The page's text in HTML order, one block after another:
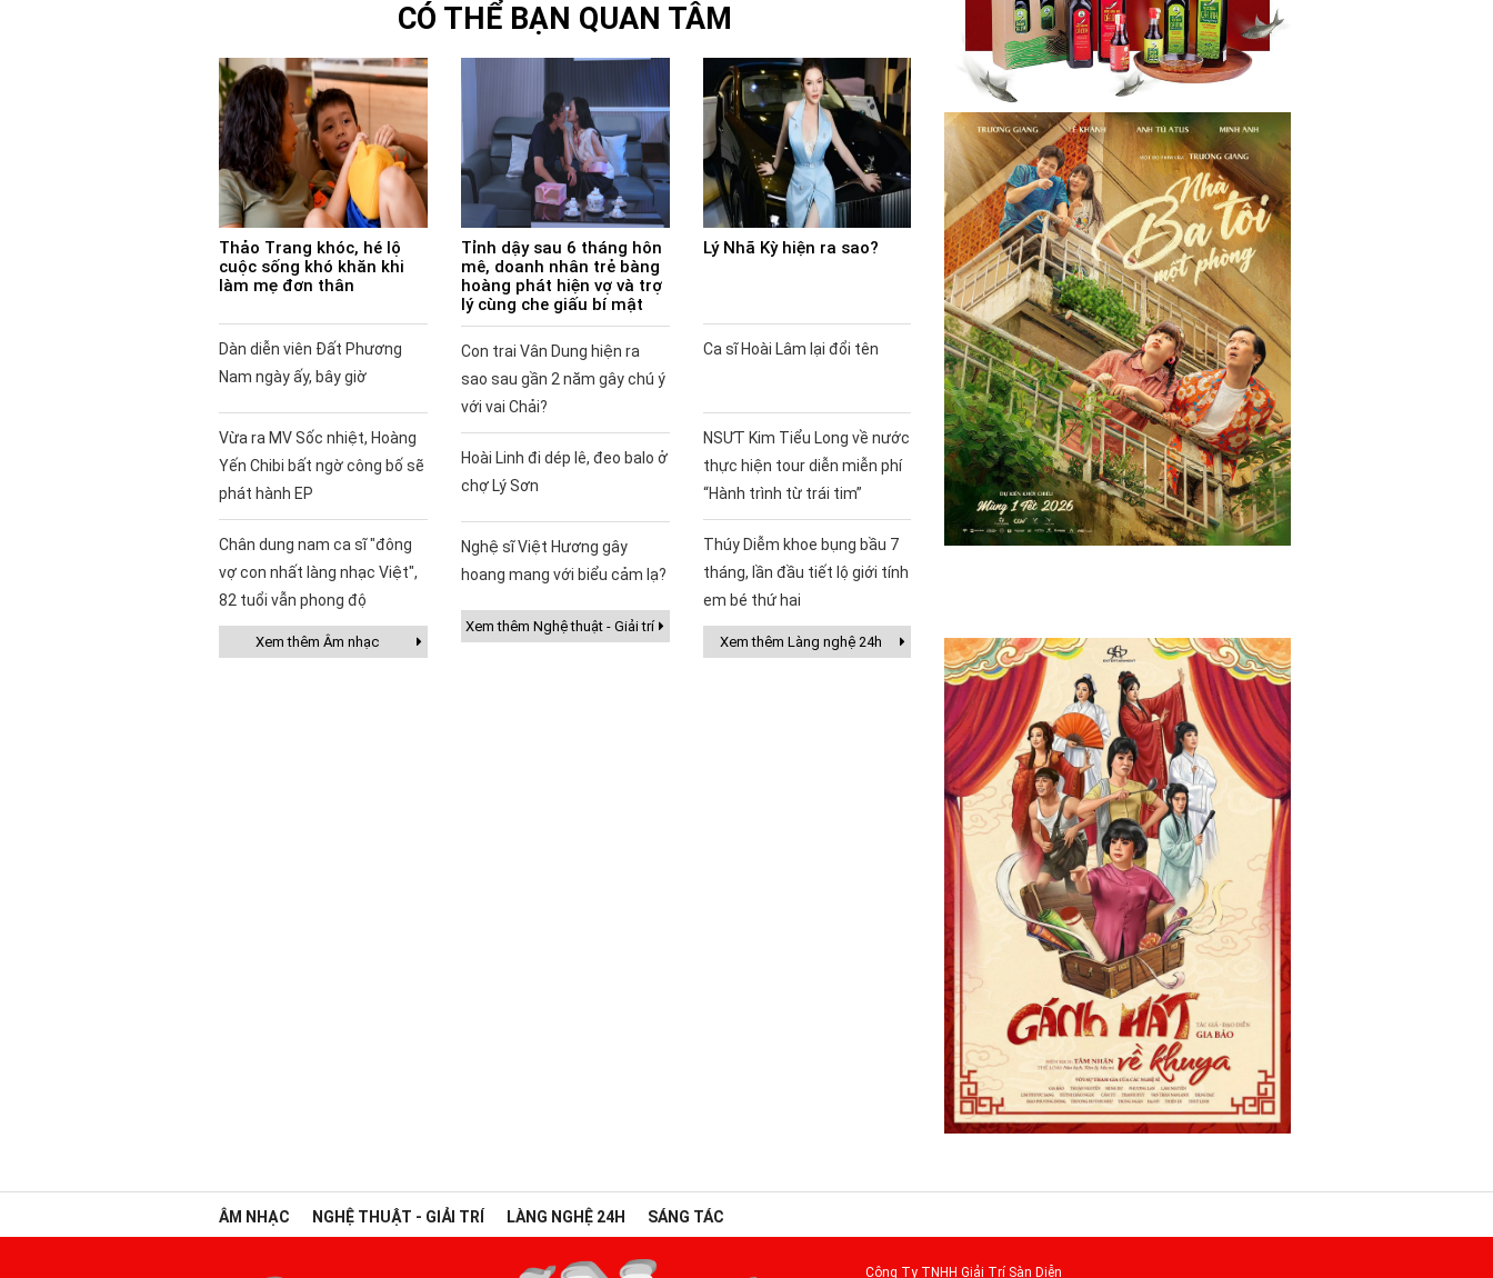
CÓ THỂ BẠN QUAN TÂM
Thảo Trang khóc, hé lộ
cuộc sống khó khăn khi
làm mẹ đơn thân
Dàn diễn viên Đất Phương
Nam ngày ấy, bây giờ
Vừa ra MV Sốc nhiệt, Hoàng
Yến Chibi bất ngờ công bố sẽ
phát hành EP
Chân dung nam ca sĩ "đông
vợ con nhất làng nhạc Việt",
82 tuổi vẫn phong độ
Xem thêm Âm nhạc
Tỉnh dậy sau 6 tháng hôn
mê, doanh nhân trẻ bàng
hoàng phát hiện vợ và trợ
lý cùng che giấu bí mật
Con trai Vân Dung hiện ra
sao sau gần 2 năm gây chú ý
với vai Chải?
Hoài Linh đi dép lê, đeo balo ở
chợ Lý Sơn
Nghệ sĩ Việt Hương gây
hoang mang với biểu cảm lạ?
Xem thêm Nghệ thuật - Giải trí
Lý Nhã Kỳ hiện ra sao?
Ca sĩ Hoài Lâm lại đổi tên
NSƯT Kim Tiểu Long về nước
thực hiện tour diễn miễn phí
“Hành trình từ trái tim”
Thúy Diễm khoe bụng bầu 7
tháng, lần đầu tiết lộ giới tính
em bé thứ hai
Xem thêm Làng nghệ 24h
ÂM NHẠC NGHỆ THUẬT - GIẢI TRÍ LÀNG NGHỆ 24H SÁNG TÁC
Công Ty TNHH Giải Trí Sàn Diễn